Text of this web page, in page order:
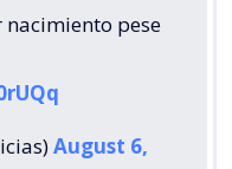
pese
August 6,